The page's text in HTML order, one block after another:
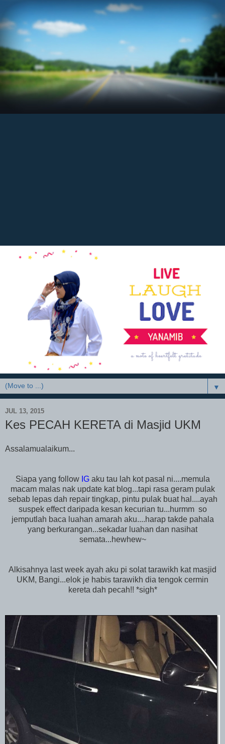
▼
JUL 13, 2015
Kes PECAH KERETA di Masjid UKM
Assalamualaikum...
Siapa yang follow IGaku tau lah kot pasal ni....memula
macam malas nak update kat blog...tapi rasa geram pulak
sebab lepas dah repair tingkap, pintu pulak buat hal....ayah
suspek effect daripada kesan kecurian tu...hurmm so
jemputlah baca luahan amarah aku....harap takde pahala
yang berkurangan...sekadar luahan dan nasihat
semata...hewhew~
Alkisahnya last week ayah aku pi solat tarawikh kat masjid
UKM, Bangi...elok je habis tarawikh dia tengok cermin
kereta dah pecah!! *sigh*